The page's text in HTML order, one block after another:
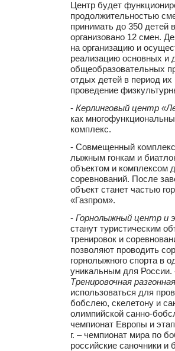
Центр будет
продолжительностью
принимать до 350 детей
организовано 12 смен.
на организацию и
реализацию основных и
общеобразовательных
отдых детей в период
проведение
- Керлинговый центр
как
комплекс.
- Совмещенный
лыжным гонкам и
объектом и комплексом
соревнований. После
объект станет частью
«Газпром».
- Горнолыжный центр и
станут туристическим
тренировок и
позволяют проводить
горнолыжного спорта в
уникальным для
Тренировочная
использоваться для
бобслею, скелетону и
олимпийской санно-
чемпионат Европы и
г. – чемпионат мира по
российские саночники